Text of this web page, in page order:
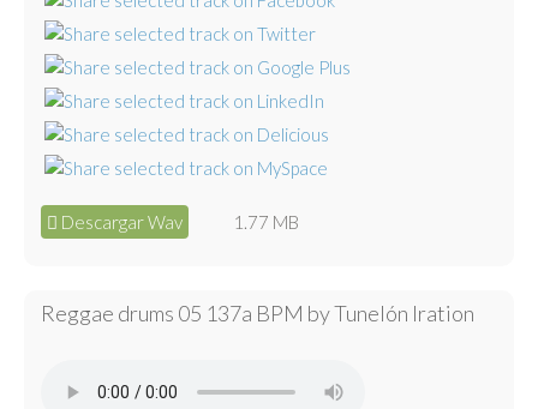
Descargar Wav 1.77 MB
Reggae drums 05 137a BPM by Tunelón Iration